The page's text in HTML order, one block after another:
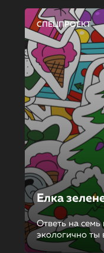
СПЕЦПРОЕКТ
Елка
Ответь на семь
экологично ты